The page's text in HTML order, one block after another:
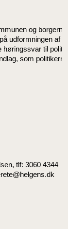
og
udformningen af
til
som
tlf: 3060 4344